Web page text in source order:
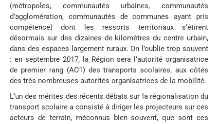
(métropoles, communautés urbaines, communautés
d’agglomération, communautés de communes ayant pris
compétence) dont les ressorts territoriaux s’étirent
désormais sur des dizaines de kilomètres du centre urbain,
dans des espaces largement ruraux. On l’oublie trop souvent
: en septembre 2017, la Région sera l’autorité organisatrice
de premier rang (AO1) des transports scolaires, aux côtés
des très nombreuses autorités organisatrices de la mobilité.
L’un des mérites des récents débats sur la régionalisation du
transport scolaire a consisté à diriger les projecteurs sur ces
acteurs de terrain, méconnus bien souvent, que sont ces